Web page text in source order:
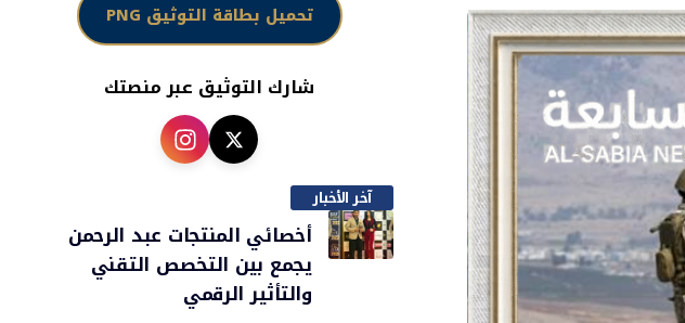
تحميل بطاقة التوثيق PNG
شارك التوثيق عبر منصتك
آخر الأخبار
أخصائي المنتجات عبد الرحمن
يجمع بين التخصص التقني
والتأثير الرقمي